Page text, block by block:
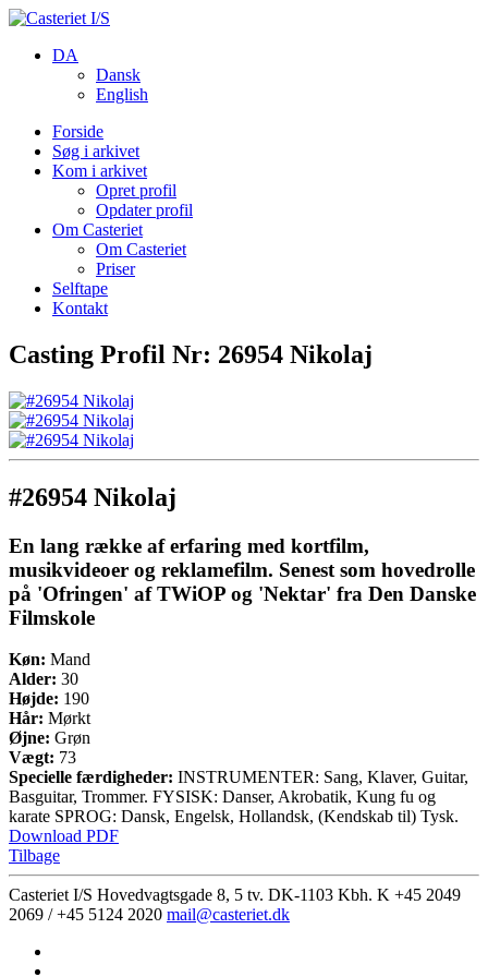
DA
Dansk
English
Forside
Søg i arkivet
Kom i arkivet
Opret profil
Opdater profil
Om Casteriet
Om Casteriet
Priser
Selftape
Kontakt
Casting Profil Nr: 26954 Nikolaj
#26954 Nikolaj
En lang række af erfaring med kortfilm,
musikvideoer og reklamefilm. Senest som hovedrolle
på 'Ofringen' af TWiOP og 'Nektar' fra Den Danske
Filmskole
Køn: Mand
Alder: 30
Højde: 190
Hår: Mørkt
Øjne: Grøn
Vægt: 73
Specielle færdigheder: INSTRUMENTER: Sang, Klaver, Guitar,
Basguitar, Trommer. FYSISK: Danser, Akrobatik, Kung fu og
karate SPROG: Dansk, Engelsk, Hollandsk, (Kendskab til) Tysk.
Download PDF
Tilbage
Casteriet I/S Hovedvagtsgade 8, 5 tv. DK-1103 Kbh. K +45 2049
2069 / +45 5124 2020 mail@casteriet.dk